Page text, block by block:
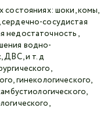
состояниях: шоки, комы,
сосудистая
недостаточность ,
водно-
ДВС, и т.д
гинекологического,